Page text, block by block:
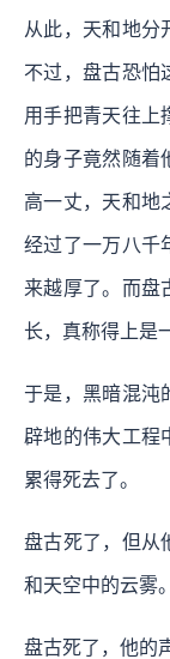
从此，天和地分
不过，盘古恐怕
用手把青天往上
的身子竟然随着
高一丈，天和地
经过了一万八千
来越厚了。而盘
长，真称得上是
于是，黑暗混沌
辟地的伟大工程
累得死去了。
盘古死了，但从
和天空中的云雾。
盘古死了，他的